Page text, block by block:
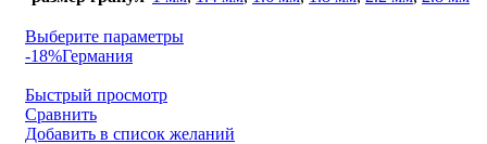
Выберите параметры
-18%Германия
Быстрый просмотр
Сравнить
Добавить в список желаний